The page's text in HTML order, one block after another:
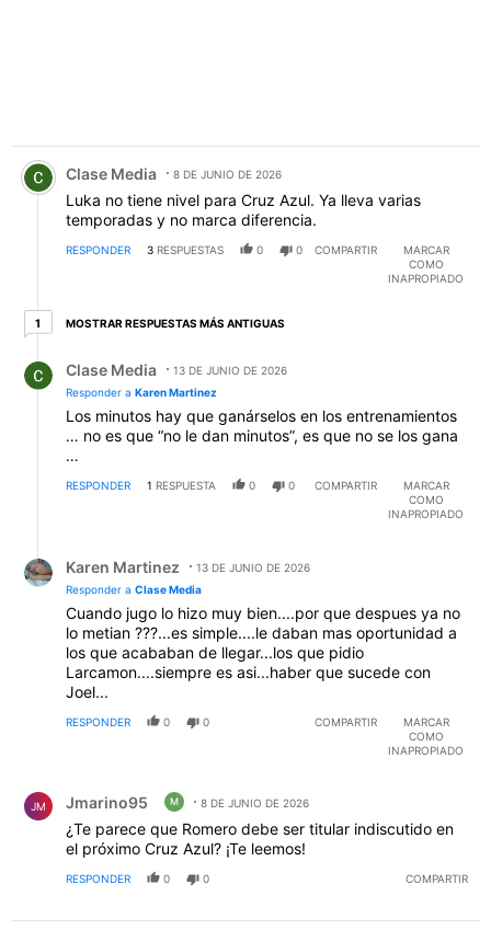
Comentario de Clase Media.
Clase Media 8 DE JUNIO DE 2026
Luka no tiene nivel para Cruz Azul. Ya lleva varias
temporadas y no marca diferencia.
RESPONDER 3 RESPUESTAS 0 0 COMPARTIR
MARCAR
COMO
INAPROPIADO
11 respuesta más antiguas
MOSTRAR RESPUESTAS MÁS ANTIGUAS
Clase Media
13 DE JUNIO DE 2026
Responder a Karen Martinez
Los minutos hay que ganárselos en los entrenamientos
… no es que “no le dan minutos”, es que no se los gana
…
RESPONDER 1 RESPUESTA 0 0 COMPARTIR
MARCAR
COMO
INAPROPIADO
Karen Martinez
13 DE JUNIO DE 2026
Responder a Clase Media
Cuando jugo lo hizo muy bien....por que despues ya no
lo metian ???...es simple....le daban mas oportunidad a
los que acababan de llegar...los que pidio
Larcamon....siempre es asi...haber que sucede con
Joel...
RESPONDER 0 0 COMPARTIR
MARCAR
COMO
INAPROPIADO
JM Jmarino95 M 8 DE JUNIO DE 2026
¿Te parece que Romero debe ser titular indiscutido en
el próximo Cruz Azul? ¡Te leemos!
RESPONDER 0 0 COMPARTIR